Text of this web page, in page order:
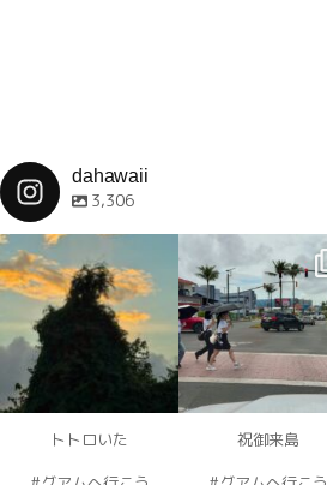
dahawaii
3,306
トトロいた
dahawaii
12月 4
祝御来島